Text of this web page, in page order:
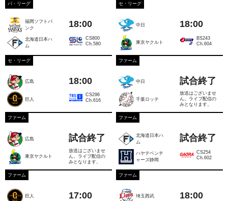
パ・リーグ
福岡ソフトバ
ンク
北海道日本ハ
ム
18:00
CS800
Ch.580
セ・リーグ
中日
東京ヤクルト
18:00
BS243
Ch.604
セ・リーグ
広島
巨人
18:00
CS296
Ch.616
ファーム
中日
千葉ロッテ
試合終了
放送はございませ
ん。ライブ配信の
みとなります。
ファーム
広島
東京ヤクルト
試合終了
放送はございませ
ん。ライブ配信の
みとなります。
ファーム
北海道日本ハ
ム
ハヤテベンチ
ャーズ静岡
試合終了
CS254
Ch.602
ファーム
巨人 17:00
ファーム
埼玉西武 18:00